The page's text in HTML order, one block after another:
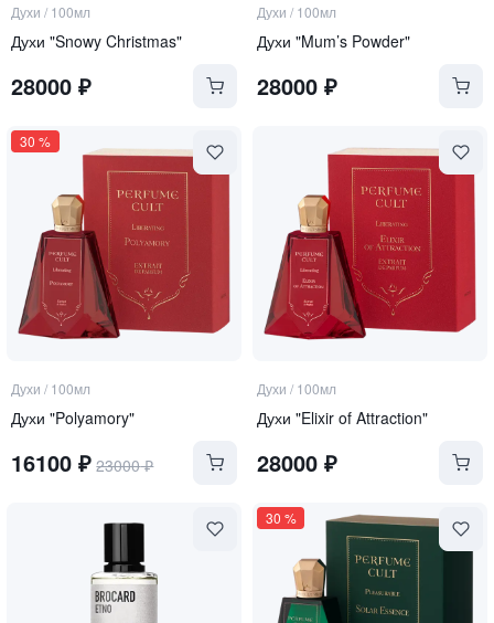
Духи / 100мл
Духи "Snowy Christmas"
28000 ₽
Духи / 100мл
Духи "Mum’s Powder"
28000₽
30 %
Духи / 100мл
Духи "Polyamory"
16100 ₽ 23000₽
Духи / 100мл
Духи "Elixir of Attraction"
28000₽
30 %